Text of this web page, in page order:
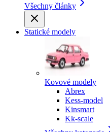
Všechny články
Statické modely
Kovové modely
Abrex
Kess-model
Kinsmart
Kk-scale